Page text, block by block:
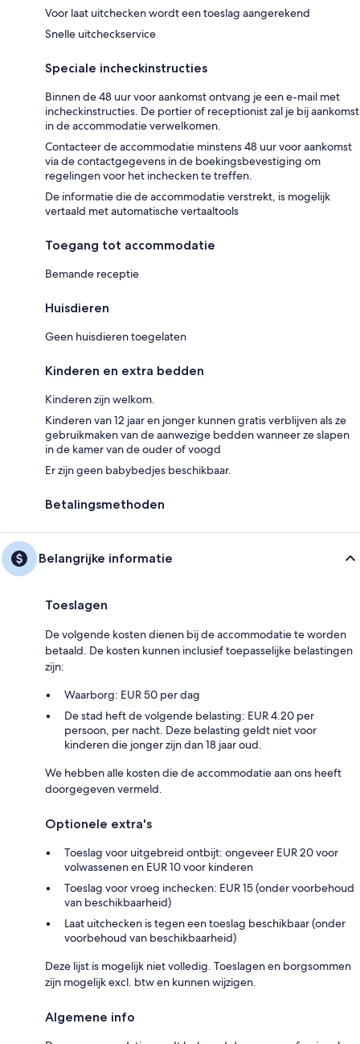
Voor laat uitchecken wordt een toeslag aangerekend
Snelle uitcheckservice
Speciale incheckinstructies
Binnen de 48 uur voor aankomst ontvang je een e-mail met
incheckinstructies. De portier of receptionist zal je bij aankomst
in de accommodatie verwelkomen.
Contacteer de accommodatie minstens 48 uur voor aankomst
via de contactgegevens in de boekingsbevestiging om
regelingen voor het inchecken te treffen.
De informatie die de accommodatie verstrekt, is mogelijk
vertaald met automatische vertaaltools
Toegang tot accommodatie
Bemande receptie
Huisdieren
Geen huisdieren toegelaten
Kinderen en extra bedden
Kinderen zijn welkom.
Kinderen van 12 jaar en jonger kunnen gratis verblijven als ze
gebruikmaken van de aanwezige bedden wanneer ze slapen
in de kamer van de ouder of voogd
Er zijn geen babybedjes beschikbaar.
Betalingsmethoden
Belangrijke informatie
Toeslagen
De volgende kosten dienen bij de accommodatie te worden
betaald. De kosten kunnen inclusief toepasselijke belastingen
zijn:
Waarborg: EUR 50 per dag
De stad heft de volgende belasting: EUR 4.20 per
persoon, per nacht. Deze belasting geldt niet voor
kinderen die jonger zijn dan 18 jaar oud.
We hebben alle kosten die de accommodatie aan ons heeft
doorgegeven vermeld.
Optionele extra's
Toeslag voor uitgebreid ontbijt: ongeveer EUR 20 voor
volwassenen en EUR 10 voor kinderen
Toeslag voor vroeg inchecken: EUR 15 (onder voorbehoud
van beschikbaarheid)
Laat uitchecken is tegen een toeslag beschikbaar (onder
voorbehoud van beschikbaarheid)
Deze lijst is mogelijk niet volledig. Toeslagen en borgsommen
zijn mogelijk excl. btw en kunnen wijzigen.
Algemene info